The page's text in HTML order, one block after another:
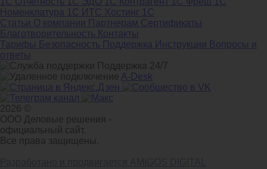
Номенклатура 1С ИТС Хостинг 1С
Статьи О компании Партнерам Сертификаты
Благотворительность Контакты
Тарифы Безопасность Поддержка Инструкции Вопросы и
ответы
Поддержка 24/7
A-Desk
2026 ©
ООО Деловые решения -
официальный сайт.
Все права защищены.